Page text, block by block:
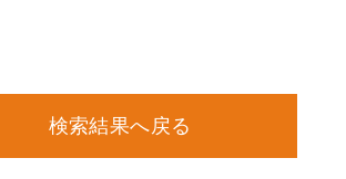
検索結果へ戻る